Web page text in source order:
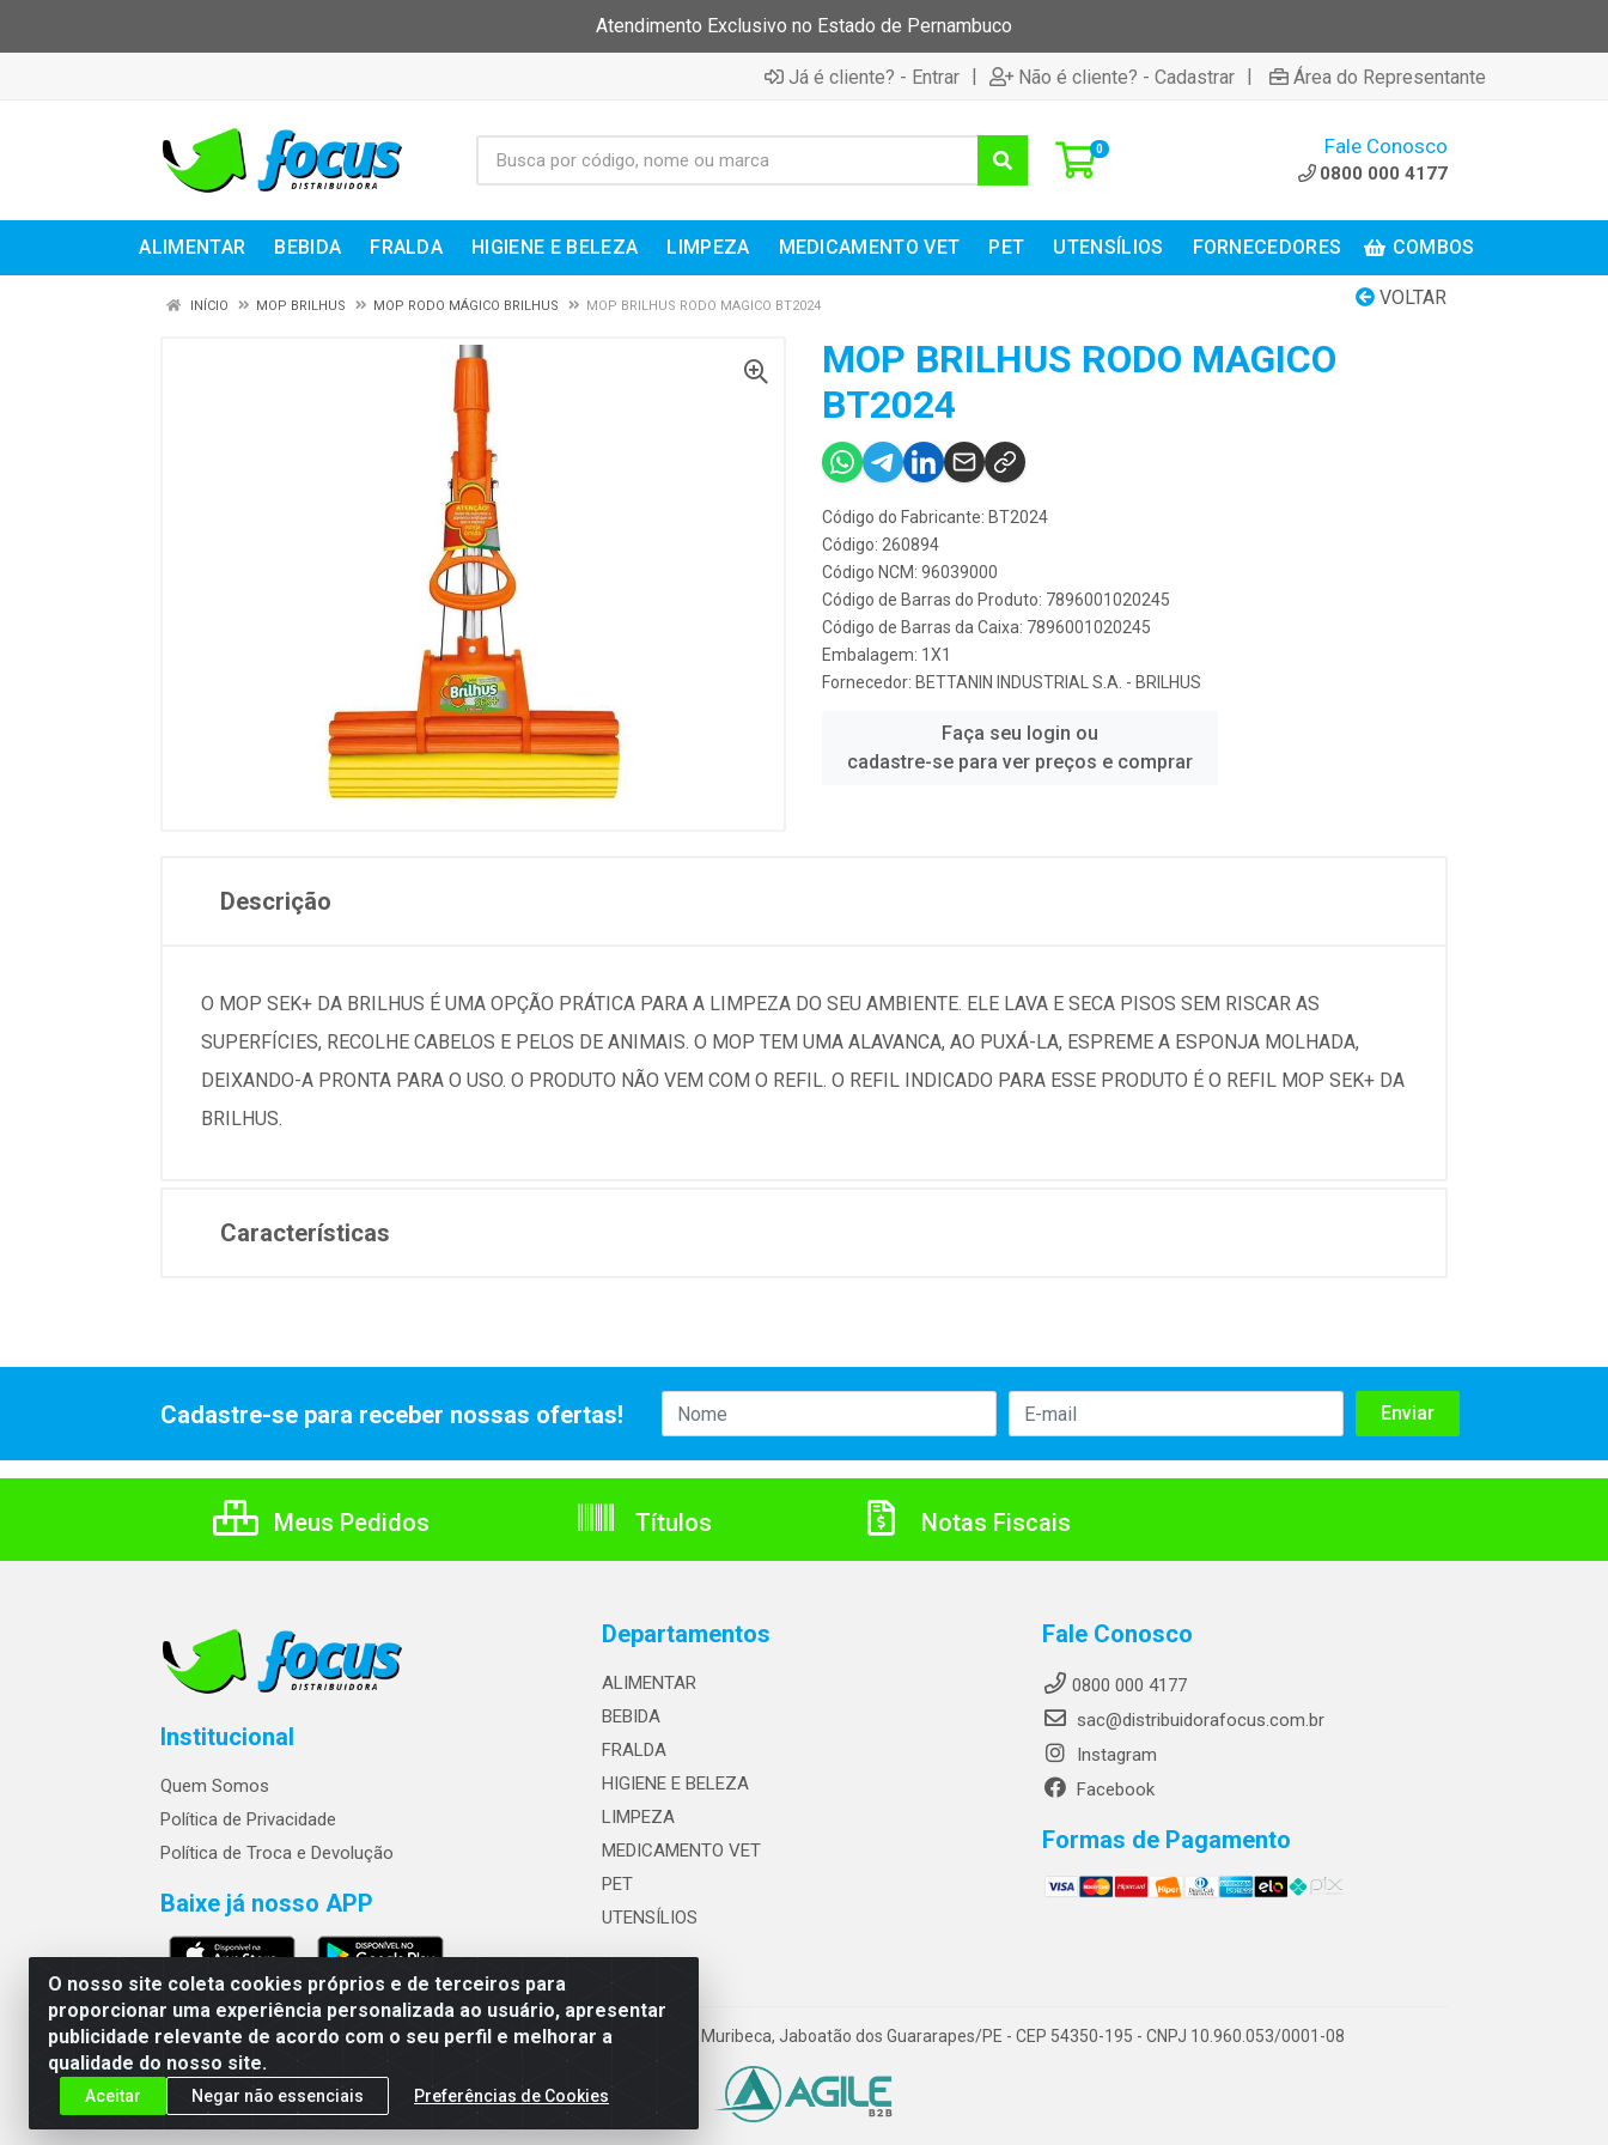
Atendimento Exclusivo no Estado de Pernambuco
Já é cliente? - Entrar | Não é cliente? - Cadastrar | Área do Representante
0 Fale Conosco
0800 000 4177
ALIMENTAR BEBIDA FRALDA HIGIENE E BELEZA LIMPEZA MEDICAMENTO VET PET UTENSÍLIOS FORNECEDORES COMBOS
VOLTAR
INÍCIO MOP BRILHUS MOP RODO MÁGICO BRILHUS MOP BRILHUS RODO MAGICO BT2024
MOP BRILHUS RODO MAGICO
BT2024
Código do Fabricante: BT2024
Código: 260894
Código NCM: 96039000
Código de Barras do Produto: 7896001020245
Código de Barras da Caixa: 7896001020245
Embalagem: 1X1
Fornecedor: BETTANIN INDUSTRIAL S.A. - BRILHUS
Faça seu login ou
cadastre-se para ver preços e comprar
Descrição
O MOP SEK+ DA BRILHUS É UMA OPÇÃO PRÁTICA PARA A LIMPEZA DO SEU AMBIENTE. ELE LAVA E SECA PISOS SEM RISCAR AS
SUPERFÍCIES, RECOLHE CABELOS E PELOS DE ANIMAIS. O MOP TEM UMA ALAVANCA, AO PUXÁ-LA, ESPREME A ESPONJA MOLHADA,
DEIXANDO-A PRONTA PARA O USO. O PRODUTO NÃO VEM COM O REFIL. O REFIL INDICADO PARA ESSE PRODUTO É O REFIL MOP SEK+ DA
BRILHUS.
Características
O nosso site coleta cookies próprios e de terceiros para
proporcionar uma experiência personalizada ao usuário, apresentar
publicidade relevante de acordo com o seu perfil e melhorar a
qualidade do nosso site.
Aceitar Negar não essenciais Preferências de Cookies
Cadastre-se para receber nossas ofertas!
Meus Pedidos Títulos Notas Fiscais
Institucional
Quem Somos
Política de Privacidade
Política de Troca e Devolução
Baixe já nosso APP
Departamentos
ALIMENTAR
BEBIDA
FRALDA
HIGIENE E BELEZA
LIMPEZA
MEDICAMENTO VET
PET
UTENSÍLIOS
Fale Conosco
0800 000 4177
sac@distribuidorafocus.com.br
Instagram
Facebook
Formas de Pagamento
Focus Distribuidora LTDA - Rua Republica Eslovaca, 1121 - Muribeca, Jaboatão dos Guararapes/PE - CEP 54350-195 - CNPJ 10.960.053/0001-08